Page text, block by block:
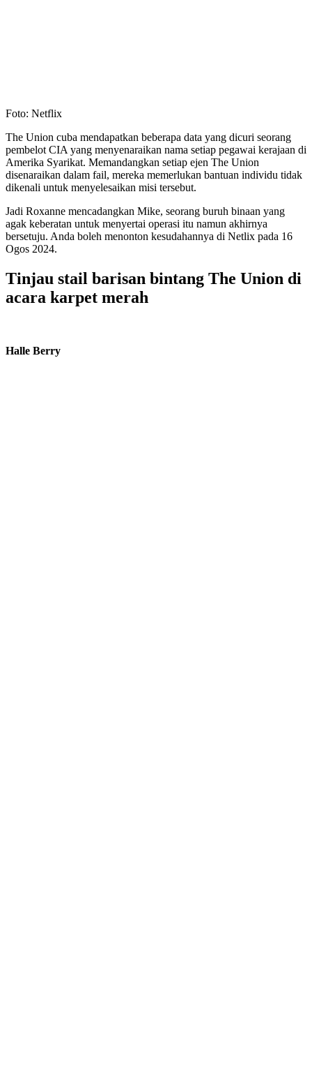
Foto: Netflix
The Union cuba mendapatkan beberapa data yang dicuri seorang
pembelot CIA yang menyenaraikan nama setiap pegawai kerajaan di
Amerika Syarikat. Memandangkan setiap ejen The Union
disenaraikan dalam fail, mereka memerlukan bantuan individu tidak
dikenali untuk menyelesaikan misi tersebut.
Jadi Roxanne mencadangkan Mike, seorang buruh binaan yang
agak keberatan untuk menyertai operasi itu namun akhirnya
bersetuju. Anda boleh menonton kesudahannya di Netlix pada 16
Ogos 2024.
Tinjau stail barisan bintang The Union di
acara karpet merah
Halle Berry